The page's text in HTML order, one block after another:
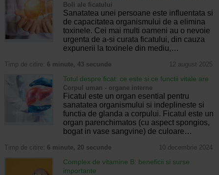
Boli ale ficatului
Sanatatea unei persoane este influentata si
de capacitatea organismului de a elimina
toxinele. Cei mai multi oameni au o nevoie
urgenta de a-si curata ficatului, din cauza
expunerii la toxinele din mediu,…
Timp de citire: 6 minute, 43 secunde 12 august 2025
Totul despre ficat: ce este si ce functii vitale are
Corpul uman - organe interne
Ficatul este un organ esential pentru
sanatatea organismului si indeplineste si
functia de glanda a corpului. Ficatul este un
organ parenchimatos (cu aspect spongios,
bogat in vase sangvine) de culoare…
Timp de citire: 6 minute, 20 secunde 10 decembrie 2024
Complex de vitamine B: beneficii si surse
importante